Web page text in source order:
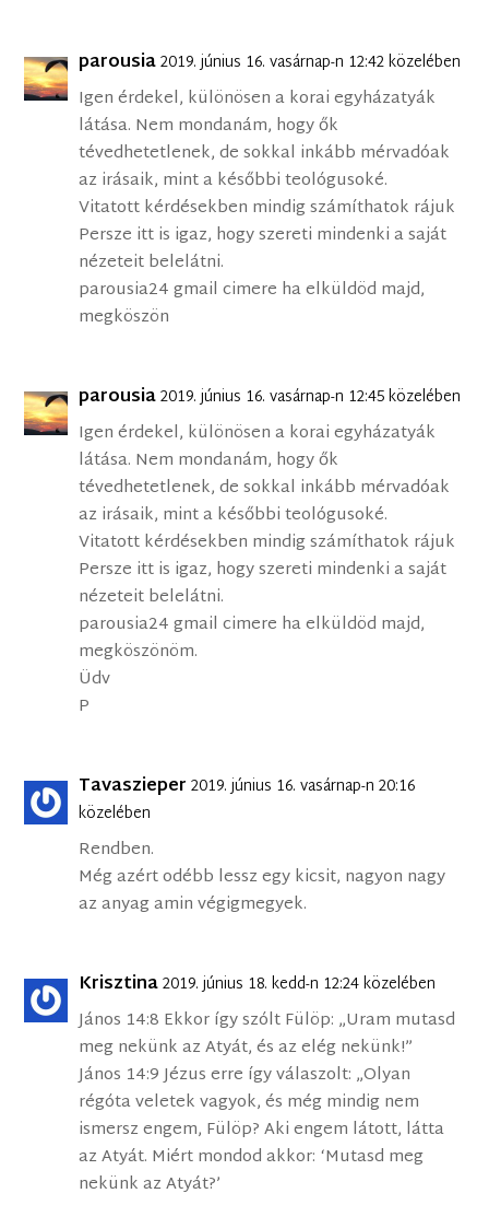
parousia2019. június 16. vasárnap-n 12:42 közelében
Igen érdekel, különösen a korai egyházatyák
látása. Nem mondanám, hogy ők
tévedhetetlenek, de sokkal inkább mérvadóak
az irásaik, mint a későbbi teológusoké.
Vitatott kérdésekben mindig számíthatok rájuk
Persze itt is igaz, hogy szereti mindenki a saját
nézeteit belelátni.
parousia24 gmail cimere ha elküldöd majd,
megköszön
parousia2019. június 16. vasárnap-n 12:45 közelében
Igen érdekel, különösen a korai egyházatyák
látása. Nem mondanám, hogy ők
tévedhetetlenek, de sokkal inkább mérvadóak
az irásaik, mint a későbbi teológusoké.
Vitatott kérdésekben mindig számíthatok rájuk
Persze itt is igaz, hogy szereti mindenki a saját
nézeteit belelátni.
parousia24 gmail cimere ha elküldöd majd,
megköszönöm.
Üdv
P
Tavaszieper 2019. június 16. vasárnap-n 20:16
közelében
Rendben.
Még azért odébb lessz egy kicsit, nagyon nagy
az anyag amin végigmegyek.
Krisztina2019. június 18. kedd-n 12:24 közelében
János 14:8 Ekkor így szólt Fülöp: „Uram mutasd
meg nekünk az Atyát, és az elég nekünk!”
János 14:9 Jézus erre így válaszolt: „Olyan
régóta veletek vagyok, és még mindig nem
ismersz engem, Fülöp? Aki engem látott, látta
az Atyát. Miért mondod akkor: ‘Mutasd meg
nekünk az Atyát?’